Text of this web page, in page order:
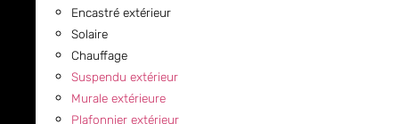
Encastré extérieur
Solaire
Chauffage
Suspendu extérieur
Murale extérieure
Plafonnier extérieur